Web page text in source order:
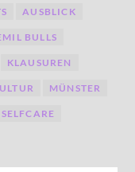
AUSBLICK
BULLS
KLAUSUREN
MÜNSTER
SELFCARE